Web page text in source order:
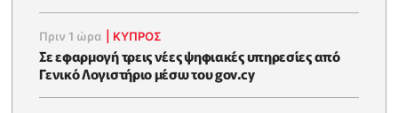
Πριν 1 ώρα ΚΥΠΡΟΣ
Σε εφαρμογή τρεις νέες ψηφιακές υπηρεσίες από
Γενικό Λογιστήριο μέσω του gov.cy